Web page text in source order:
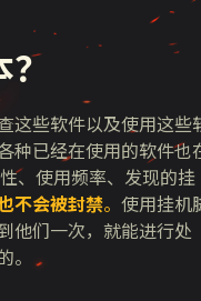
？
这些软件以及使用这些
种已经在使用的软件也
、使用频率、发现的挂
不会被封禁。 使用挂机
他们一次，就能进行处